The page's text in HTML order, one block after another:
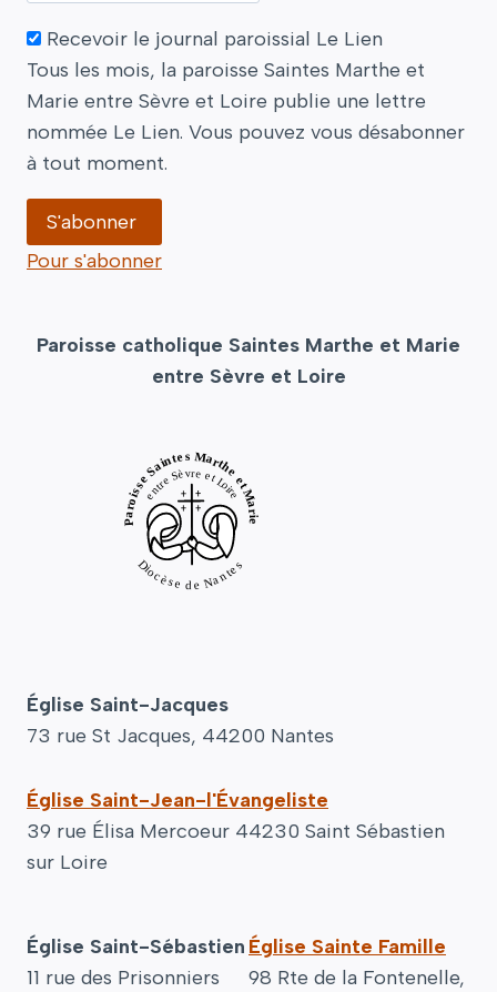
Recevoir le journal paroissial Le Lien
Tous les mois, la paroisse Saintes Marthe et
Marie entre Sèvre et Loire publie une lettre
nommée Le Lien. Vous pouvez vous désabonner
à tout moment.
Pour s'abonner
Paroisse catholique Saintes Marthe et Marie
entre Sèvre et Loire
Église Saint-Jacques
73 rue St Jacques, 44200 Nantes
Église Saint-Jean-l'Évangeliste
39 rue Élisa Mercoeur 44230 Saint Sébastien
sur Loire
Église Saint-Sébastien
11 rue des Prisonniers
Église Sainte Famille
98 Rte de la Fontenelle,